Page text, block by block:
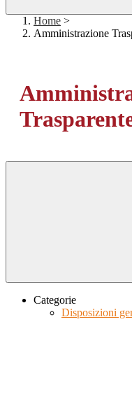
Home >
Amministrazione
Categorie
Disposizioni